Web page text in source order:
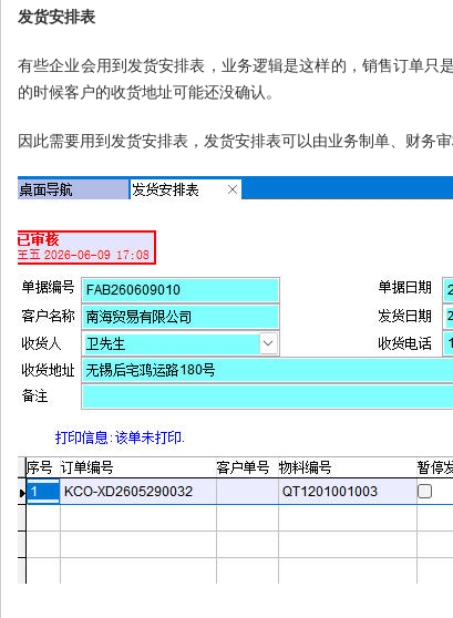
发货安排表
有些企业会用到发货安排表，业务逻辑是这样的，销售订单
的时候客户的收货地址可能还没确认。
因此需要用到发货安排表，发货安排表可以由业务制单、财务